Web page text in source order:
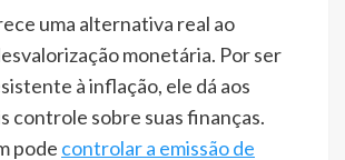
uma alternativa real ao
monetária. Por ser
à inflação, ele dá aos
controle sobre suas finanças.
pode controlar a emissão de